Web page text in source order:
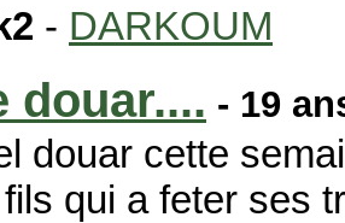
- DARKOUM
douar.... - 19
douar cette
qui a feter ses